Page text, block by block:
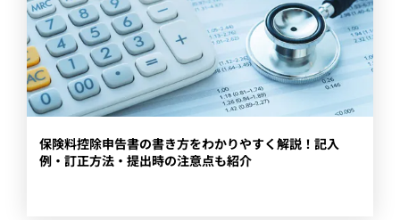
​保険料控除申告書の書き方をわかりやすく解説！記入
例・訂正方法・提出時の注意点も紹介